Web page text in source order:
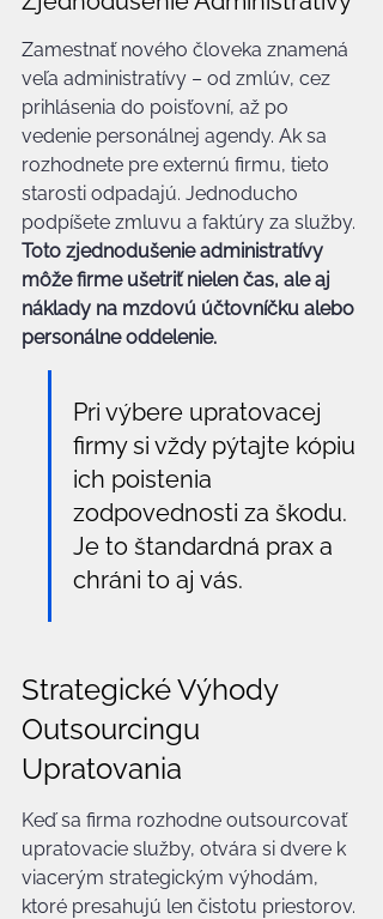
Zamestnať nového človeka znamená
veľa administratívy – od zmlúv, cez
prihlásenia do poisťovní, až po
vedenie personálnej agendy. Ak sa
rozhodnete pre externú firmu, tieto
starosti odpadajú. Jednoducho
podpíšete zmluvu a faktúry za služby.
Toto zjednodušenie administratívy
môže firme ušetriť nielen čas, ale aj
náklady na mzdovú účtovníčku alebo
personálne oddelenie.
Pri výbere upratovacej
firmy si vždy pýtajte kópiu
ich poistenia
zodpovednosti za škodu.
Je to štandardná prax a
chráni to aj vás.
Strategické Výhody
Outsourcingu
Upratovania
Keď sa firma rozhodne outsourcovať
upratovacie služby, otvára si dvere k
viacerým strategickým výhodám,
ktoré presahujú len čistotu priestorov.